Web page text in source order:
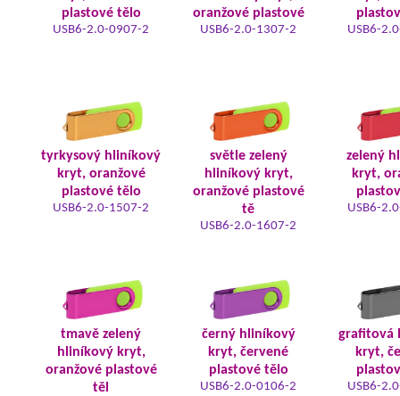
plastové tělo
USB6-2.0-0907-2
oranžové plastové
USB6-2.0-1307-2 USB6-
tyrkysový hliníkový
kryt, oranžové
plastové tělo
USB6-2.0-1507-2
světle zelený
hliníkový kryt,
oranžové plastové
tě
USB6-2.0-1607-2
zelený
kryt,
USB6-
tmavě zelený
hliníkový kryt,
oranžové plastové
těl
černý hliníkový
kryt, červené
plastové tělo
USB6-2.0-0106-2
grafitová
kryt,
USB6-